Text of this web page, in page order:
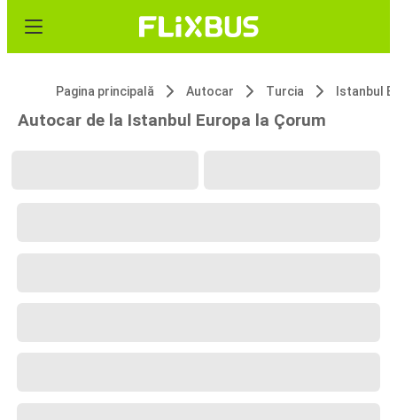
Pagina principală Autocar Turcia Istanbul
Autocar de la Istanbul Europa la Çorum